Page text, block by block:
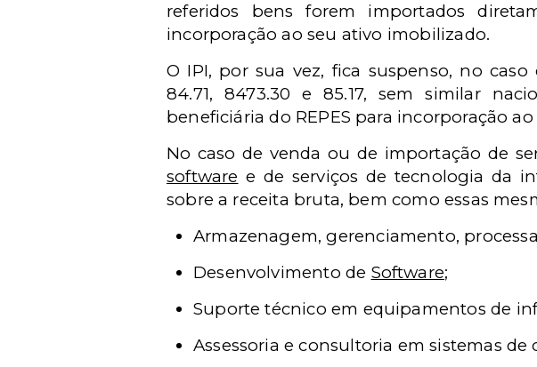
referidos bens forem importados
incorporação ao seu ativo imobilizado.
O IPI, por sua vez, fica suspenso, no
84.71, 8473.30 e 85.17, sem similar
beneficiária do REPES para incorporação
No caso de venda ou de importação de
software e de serviços de tecnologia da
sobre a receita bruta, bem como essas
Armazenagem, gerenciamento,
Desenvolvimento de Software;
Suporte técnico em equipamentos de
Assessoria e consultoria em sistemas